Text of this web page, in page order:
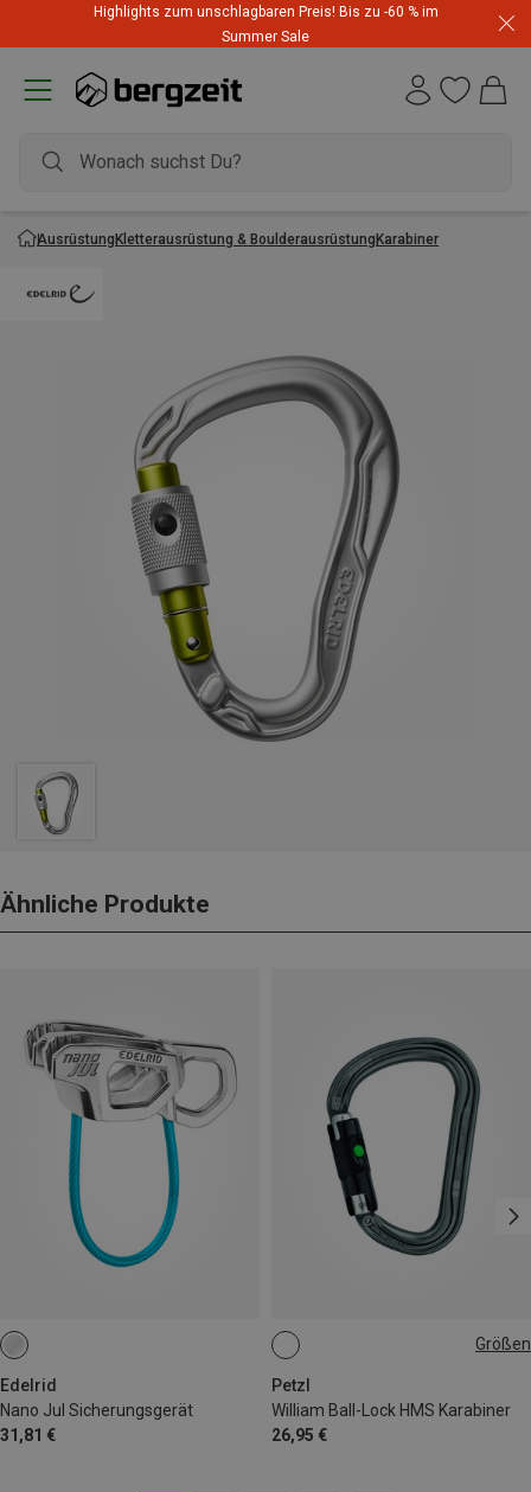
Highlights zum unschlagbaren Preis! Bis zu -60 % im
Summer Sale
AusrüstungKletterausrüstung & BoulderausrüstungKarabiner
Ähnliche Produkte
Edelrid
Nano Jul Sicherungsgerät
31,81 €
Größen
Petzl
William Ball-Lock HMS Karabiner
26,95 €
BALL-LOCK